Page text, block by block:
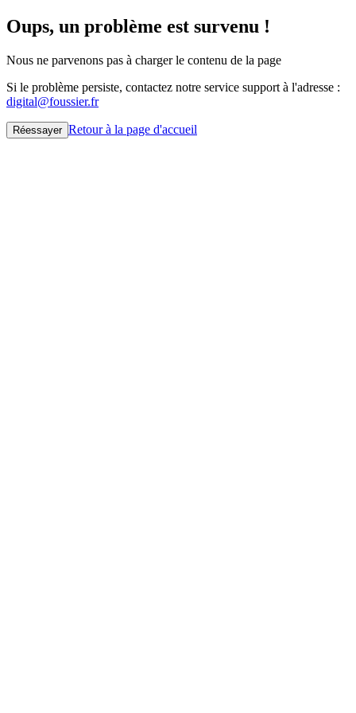
Oups, un problème est survenu !
Nous ne parvenons pas à charger le contenu de la page
Si le problème persiste, contactez notre service support à l'adresse :
digital@foussier.fr
Réessayer Retour à la page d'accueil